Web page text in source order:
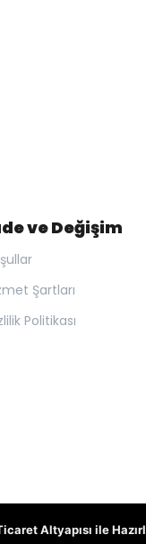
ve Değişim
Şartları
Politikası
Altyapısı ile